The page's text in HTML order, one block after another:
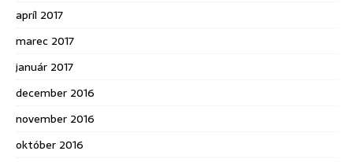
apríl 2017
marec 2017
január 2017
december 2016
november 2016
október 2016